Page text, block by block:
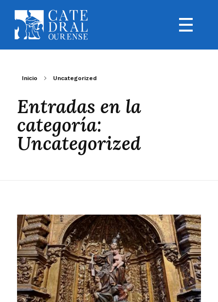
Inicio Uncategorized
Entradas en la
categoría:
Uncategorized